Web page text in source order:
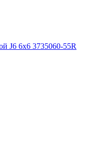
J6 6x6 3735060-55R